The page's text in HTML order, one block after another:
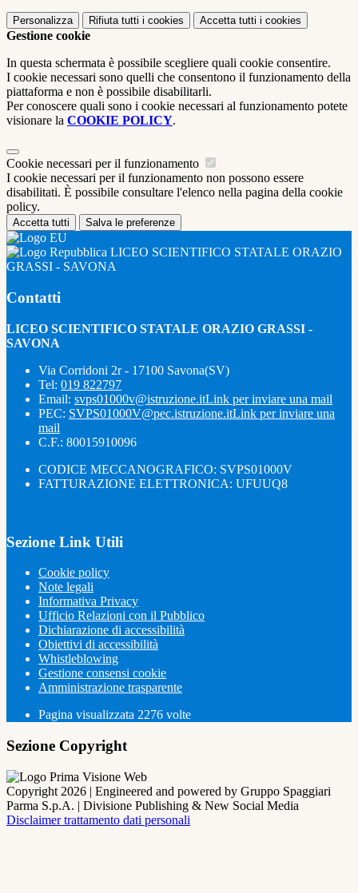
Personalizza Rifiuta tutti i cookies Accetta tutti i cookies
Gestione cookie
In questa schermata è possibile scegliere quali cookie consentire.
I cookie necessari sono quelli che consentono il funzionamento della
piattaforma e non è possibile disabilitarli.
Per conoscere quali sono i cookie necessari al funzionamento potete
visionare la COOKIE POLICY.
Cookie necessari per il funzionamento
I cookie necessari per il funzionamento non possono essere
disabilitati. È possibile consultare l'elenco nella pagina della cookie
policy.
Accetta tutti Salva le preferenze
LICEO SCIENTIFICO STATALE ORAZIO
GRASSI - SAVONA
Contatti
LICEO SCIENTIFICO STATALE ORAZIO GRASSI -
SAVONA
Via Corridoni 2r - 17100 Savona(SV)
Tel: 019 822797
Email: svps01000v@istruzione.itLink per inviare una mail
PEC: SVPS01000V@pec.istruzione.itLink per inviare una
mail
C.F.: 80015910096
CODICE MECCANOGRAFICO: SVPS01000V
FATTURAZIONE ELETTRONICA: UFUUQ8
Sezione Link Utili
Cookie policy
Note legali
Informativa Privacy
Ufficio Relazioni con il Pubblico
Dichiarazione di accessibilità
Obiettivi di accessibilità
Whistleblowing
Gestione consensi cookie
Amministrazione trasparente
Pagina visualizzata 2276 volte
Sezione Copyright
Copyright 2026 | Engineered and powered by Gruppo Spaggiari
Parma S.p.A. | Divisione Publishing & New Social Media
Disclaimer trattamento dati personali